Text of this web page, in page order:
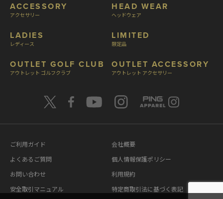
ACCESSORY
アクセサリー
LADIES
レディース
OUTLET GOLF CLUB
アウトレット ゴルフクラブ
HEAD WEAR
ヘッドウェア
LIMITED
限定品
OUTLET ACCESSORY
アウトレット アクセサリー
ご利用ガイド
よくあるご質問
お問い合わせ
安全取引マニュアル
会社概要
個人情報保護ポリシー
利用規約
特定商取引法に基づく表記